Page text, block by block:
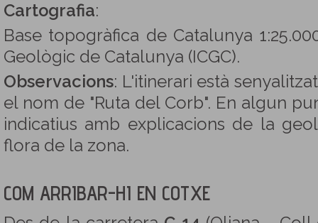
Cartografia:
Base topogràfica de Catalunya
Geològic de Catalunya (ICGC).
Observacions: L'itinerari està
el nom de "Ruta del Corb". En algun
indicatius amb explicacions de la
flora de la zona.
COM ARRIBAR-HI EN COTXE